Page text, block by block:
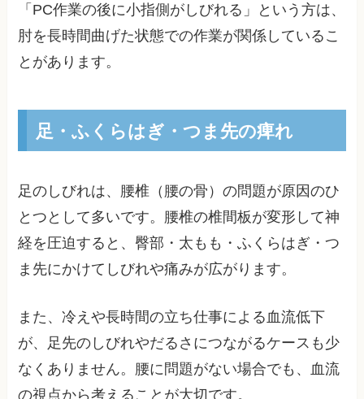
「PC作業の後に小指側がしびれる」という方は、
肘を長時間曲げた状態での作業が関係しているこ
とがあります。
足・ふくらはぎ・つま先の痺れ
足のしびれは、腰椎（腰の骨）の問題が原因のひ
とつとして多いです。腰椎の椎間板が変形して神
経を圧迫すると、臀部・太もも・ふくらはぎ・つ
ま先にかけてしびれや痛みが広がります。
また、冷えや長時間の立ち仕事による血流低下
が、足先のしびれやだるさにつながるケースも少
なくありません。腰に問題がない場合でも、血流
の視点から考えることが大切です。